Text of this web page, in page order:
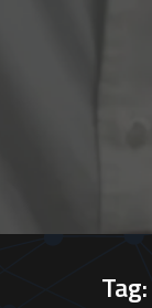
Tag: